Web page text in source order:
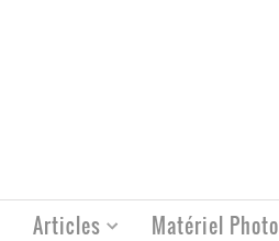
Articles Matériel Photo